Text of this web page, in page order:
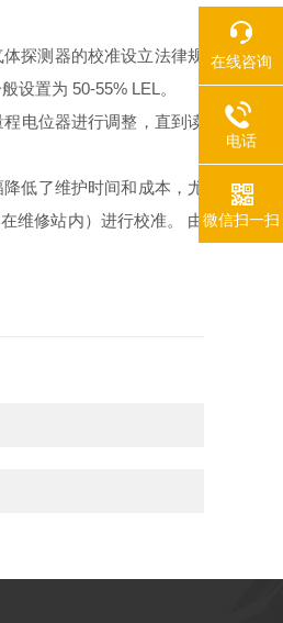
探测器的校准设立法律规
设置为 50-55% LEL。
电位器进行调整，直到读
低了维护时间和成本，尤
维修站内）进行校准。 由
在线咨询
电话
微信扫一扫